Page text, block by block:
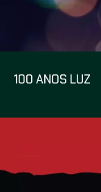
100 ANOS LUZ